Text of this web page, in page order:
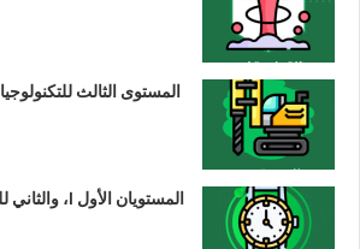
المستوى الثالث للتكنولوجيا III
المستويان الأول I، والثاني للتكنولوجيا II